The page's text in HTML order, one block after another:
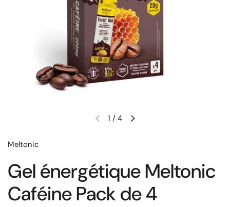
1 / 4
Meltonic
Gel énergétique Meltonic
Caféine Pack de 4